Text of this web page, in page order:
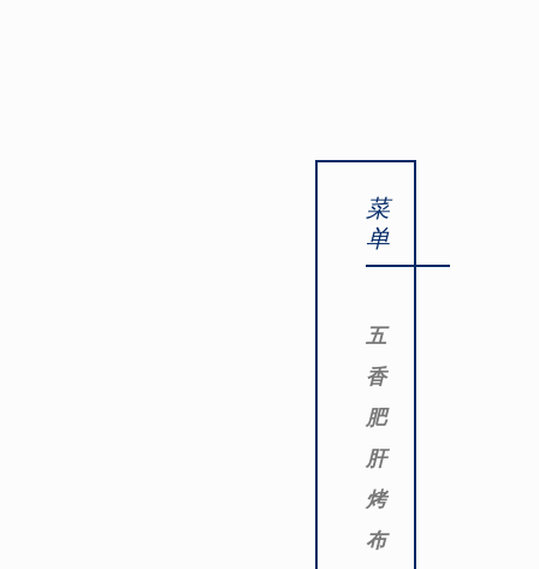
菜
单
五
香
肥
肝
烤
布